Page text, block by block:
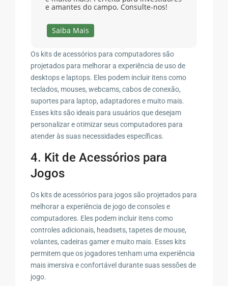
e amantes do campo. Consulte-nos!
Saiba Mais
Os kits de acessórios para computadores são
projetados para melhorar a experiência de uso de
desktops e laptops. Eles podem incluir itens como
teclados, mouses, webcams, cabos de conexão,
suportes para laptop, adaptadores e muito mais.
Esses kits são ideais para usuários que desejam
personalizar e otimizar seus computadores para
atender às suas necessidades específicas.
4. Kit de Acessórios para
Jogos
Os kits de acessórios para jogos são projetados para
melhorar a experiência de jogo de consoles e
computadores. Eles podem incluir itens como
controles adicionais, headsets, tapetes de mouse,
volantes, cadeiras gamer e muito mais. Esses kits
permitem que os jogadores tenham uma experiência
mais imersiva e confortável durante suas sessões de
jogo.